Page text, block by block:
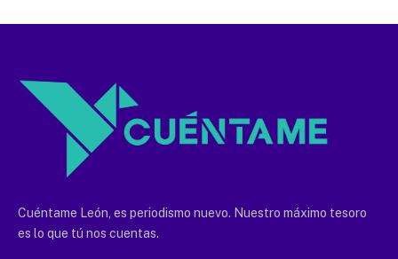
Cuéntame León, es periodismo nuevo. Nuestro máximo tesoro
es lo que tú nos cuentas.